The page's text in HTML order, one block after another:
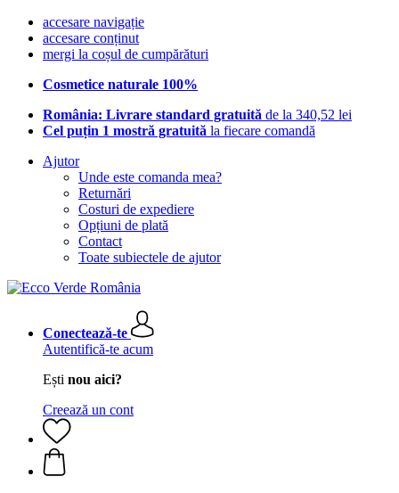
accesare navigație
accesare conținut
mergi la coșul de cumpărături
Cosmetice naturale 100%
România: Livrare standard gratuită de la 340,52 lei
Cel puțin 1 mostră gratuită la fiecare comandă
Ajutor
Unde este comanda mea?
Returnări
Costuri de expediere
Opțiuni de plată
Contact
Toate subiectele de ajutor
Conectează-te
Autentifică-te acum
Ești nou aici?
Creează un cont